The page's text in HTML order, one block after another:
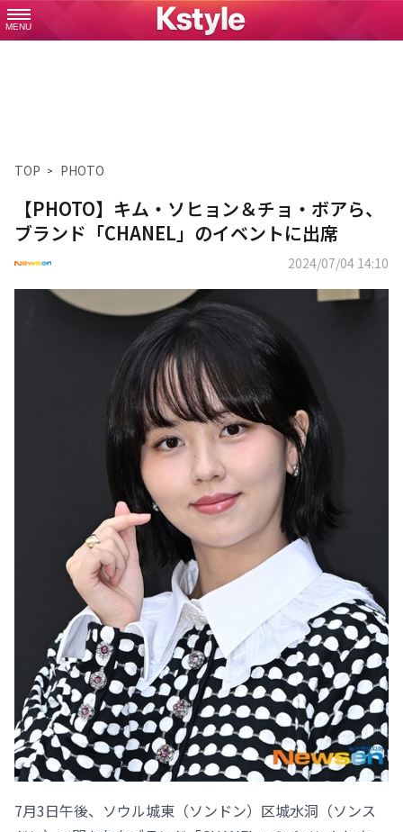
MENU
TOP PHOTO
【PHOTO】キム・ソヒョン＆チョ・ボアら、
ブランド「CHANEL」のイベントに出席
2024/07/04 14:10
7月3日午後、ソウル城東（ソンドン）区城水洞（ソンス